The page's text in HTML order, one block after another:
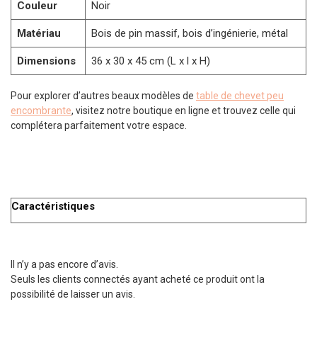
Couleur Noir
Matériau Bois de pin massif, bois d’ingénierie, métal
Dimensions 36 x 30 x 45 cm (L x l x H)
Pour explorer d’autres beaux modèles de table de chevet peu
encombrante, visitez notre boutique en ligne et trouvez celle qui
complétera parfaitement votre espace.
Caractéristiques
Il n’y a pas encore d’avis.
Seuls les clients connectés ayant acheté ce produit ont la
possibilité de laisser un avis.